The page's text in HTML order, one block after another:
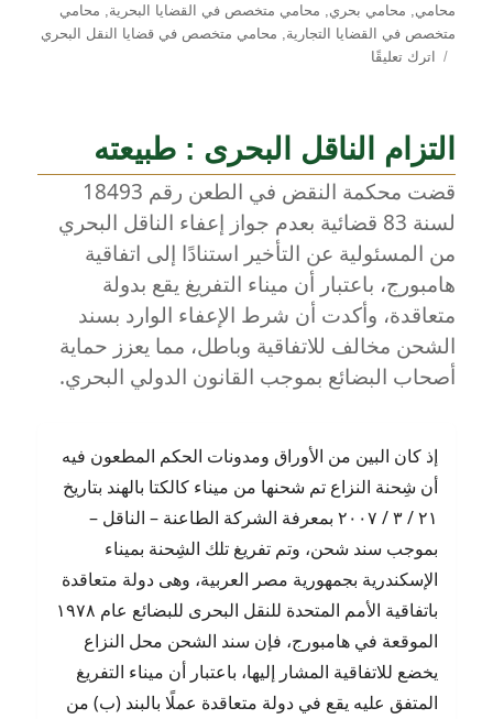
محامي
محامي بحري محامي متخصص في القضايا البحرية
محامي
متخصص في القضايا التجارية
محامي متخصص في قضايا النقل البحري
اترك تعليقًا
الملاحي
والخطأ
التجاري
التزام الناقل البحرى : طبيعته
قضت محكمة النقض في الطعن رقم 18493
لسنة 83 قضائية بعدم جواز إعفاء الناقل البحري
من المسئولية عن التأخير استنادًا إلى اتفاقية
هامبورج، باعتبار أن ميناء التفريغ يقع بدولة
متعاقدة، وأكدت أن شرط الإعفاء الوارد بسند
الشحن مخالف للاتفاقية وباطل، مما يعزز حماية
أصحاب البضائع بموجب القانون الدولي البحري.
إذ كان البين من الأوراق ومدونات الحكم المطعون فيه
أن شِحنة النزاع تم شحنها من ميناء كالكتا بالهند بتاريخ
٢١ / ٣ / ٢٠٠٧ بمعرفة الشركة الطاعنة – الناقل –
بموجب سند شحن، وتم تفريغ تلك الشِحنة بميناء
الإسكندرية بجمهورية مصر العربية، وهى دولة متعاقدة
باتفاقية الأمم المتحدة للنقل البحرى للبضائع عام ١٩٧٨
الموقعة في هامبورج، فإن سند الشحن محل النزاع
يخضع للاتفاقية المشار إليها، باعتبار أن ميناء التفريغ
المتفق عليه يقع في دولة متعاقدة عملًا بالبند (ب) من